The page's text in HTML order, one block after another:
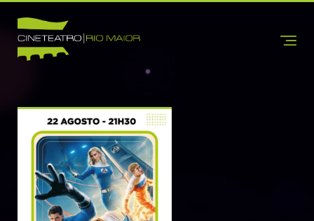
INÍCIO
CINETEATRO
SOBRE NÓS
CONTACTOS
INFORMAÇÕES